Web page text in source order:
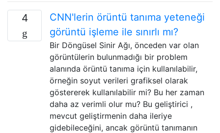
4
CNN'lerin örüntü tanıma yeteneği
görüntü işleme ile sınırlı mı?
Bir Döngüsel Sinir Ağı, önceden var olan
görüntülerin bulunmadığı bir problem
alanında örüntü tanıma için kullanılabilir,
örneğin soyut verileri grafiksel olarak
göstererek kullanılabilir mi? Bu her zaman
daha az verimli olur mu? Bu geliştirici ,
mevcut geliştirmenin daha ileriye
gidebileceğini, ancak görüntü tanımanın